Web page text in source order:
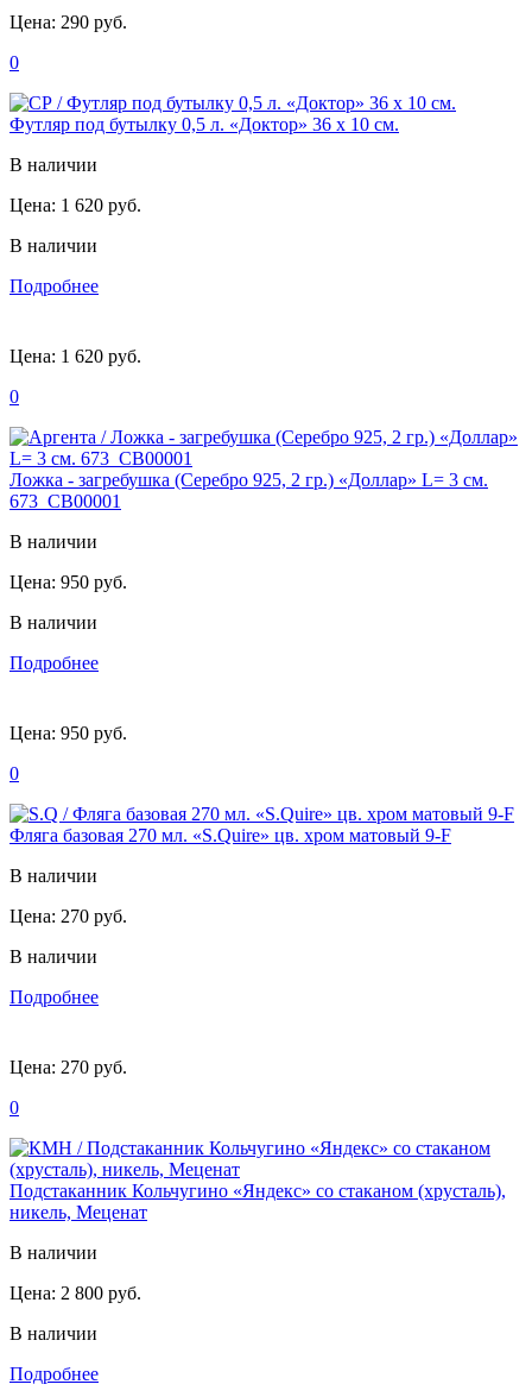
Цена: 290 руб.
0
Футляр под бутылку 0,5 л. «Доктор» 36 х 10 см.
В наличии
Цена: 1 620 руб.
В наличии
Подробнее
Цена: 1 620 руб.
0
Ложка - загребушка (Серебро 925, 2 гр.) «Доллар» L= 3 см.
673_СВ00001
В наличии
Цена: 950 руб.
В наличии
Подробнее
Цена: 950 руб.
0
Фляга базовая 270 мл. «S.Quire» цв. хром матовый 9-F
В наличии
Цена: 270 руб.
В наличии
Подробнее
Цена: 270 руб.
0
Подстаканник Кольчугино «Яндекс» со стаканом (хрусталь),
никель, Меценат
В наличии
Цена: 2 800 руб.
В наличии
Подробнее